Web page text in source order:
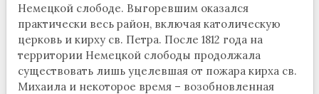
Немецкой слободе. Выгоревшим оказался
практически весь район, включая католическую
церковь и кирху св. Петра. После 1812 года на
территории Немецкой слободы продолжала
существовать лишь уцелевшая от пожара кирха св.
Михаила и некоторое время – возобновленная